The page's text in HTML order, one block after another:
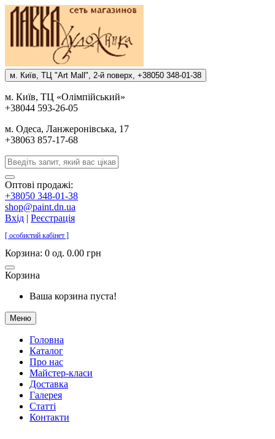
м. Киïв, ТЦ "Art Mall", 2-й поверх, +38050 348-01-38
м. Киïв, ТЦ «Олiмпiйський»
+38044 593-26-05
м. Одеса, Ланжеронiвська, 17
+38063 857-17-68
Оптові продажі:
+38050 348-01-38
shop@paint.dn.ua
Вхід | Реєстрація
[ особистий кабінет ]
Корзина: 0 од. 0.00 грн
Корзина
Ваша корзина пуста!
Меню
Головна
Каталог
Про нас
Майстер-класи
Доставка
Галерея
Статтi
Контакти